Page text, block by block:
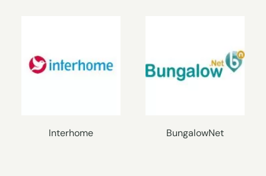
Interhome BungalowNet